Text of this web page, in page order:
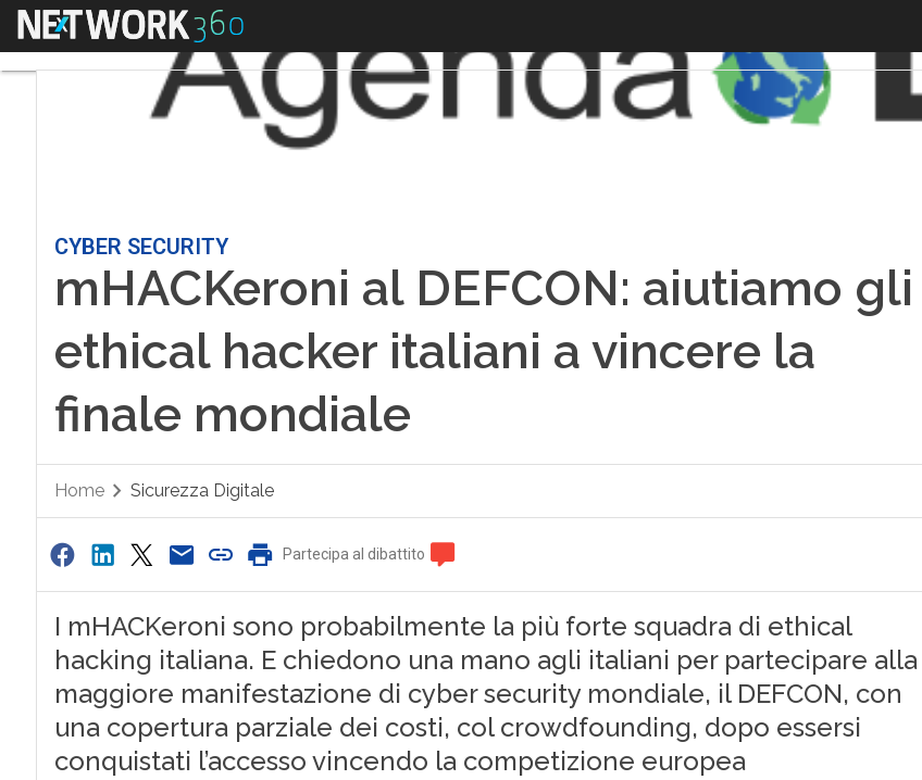
Menu
CYBER SECURITY
mHACKeroni al DEFCON: aiutiamo gli
ethical hacker italiani a vincere la
finale mondiale
Home Sicurezza Digitale
Partecipa al dibattito
I mHACKeroni sono probabilmente la più forte squadra di ethical
hacking italiana. E chiedono una mano agli italiani per partecipare alla
maggiore manifestazione di cyber security mondiale, il DEFCON, con
una copertura parziale dei costi, col crowdfounding, dopo essersi
conquistati l’accesso vincendo la competizione europea